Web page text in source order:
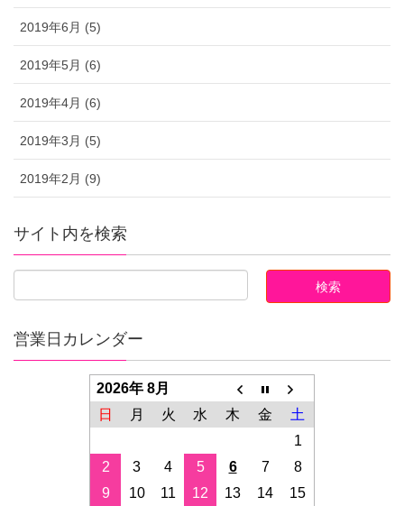
2019年6月 (5)
2019年5月 (6)
2019年4月 (6)
2019年3月 (5)
2019年2月 (9)
サイト内を検索
営業日カレンダー
2026年 8月
日
月 火 水 木 金
土
1
2
3 4 5 6 7
8
9
10 11 12 13 14
15